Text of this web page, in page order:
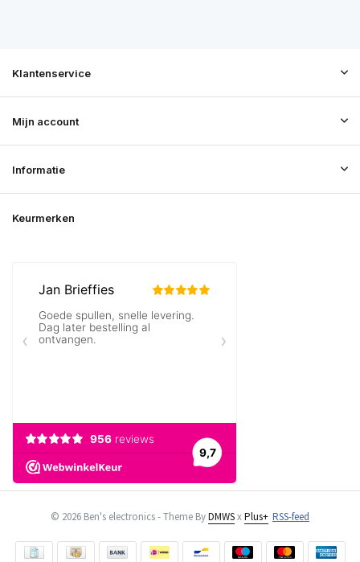
Klantenservice
Mijn account
Informatie
Keurmerken
© 2026 Ben's electronics - Theme ByDMWSxPlus+ RSS-feed